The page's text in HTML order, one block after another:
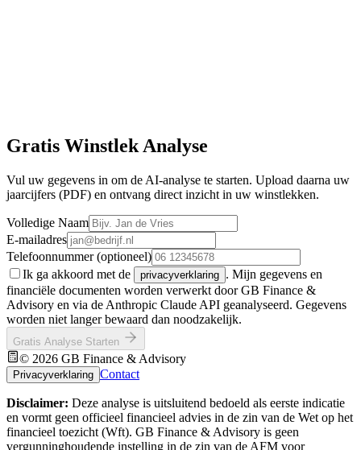
Gratis Winstlek Analyse
Vul uw gegevens in om de AI-analyse te starten. Upload daarna uw
jaarcijfers (PDF) en ontvang direct inzicht in uw winstlekken.
Volledige Naam
E-mailadres
Telefoonnummer (optioneel)
Ik ga akkoord met de
privacyverklaring . Mijn gegevens en
financiële documenten worden verwerkt door GB Finance &
Advisory en via de Anthropic Claude API geanalyseerd. Gegevens
worden niet langer bewaard dan noodzakelijk.
Gratis Analyse Starten
© 2026 GB Finance & Advisory
Privacyverklaring Contact
Disclaimer: Deze analyse is uitsluitend bedoeld als eerste indicatie
en vormt geen officieel financieel advies in de zin van de Wet op het
financieel toezicht (Wft). GB Finance & Advisory is geen
vergunninghoudende instelling in de zin van de AFM voor